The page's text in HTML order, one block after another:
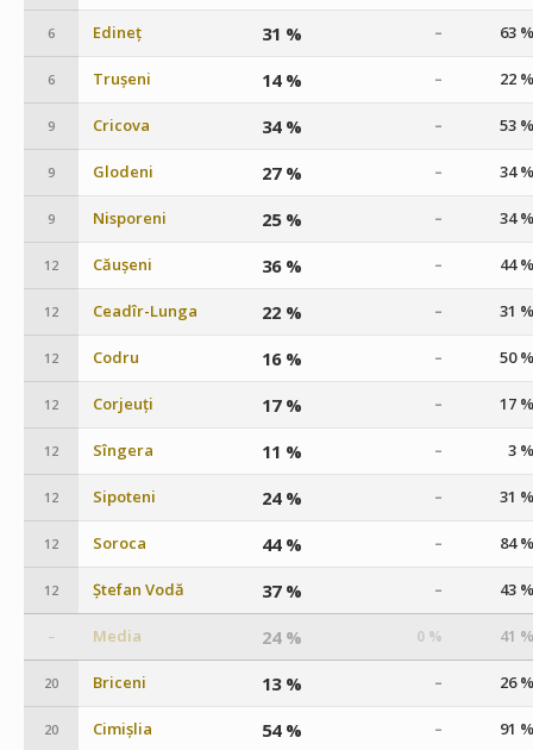
6 Edineț 31 % – 63 %
6 Trușeni 14 % – 22 %
9 Cricova 34 % – 53 %
9 Glodeni 27 % – 34 %
9 Nisporeni 25 % – 34 %
12 Căușeni 36 % – 44 %
12 Ceadîr-Lunga 22 % – 31 %
12 Codru 16 % – 50 %
12 Corjeuți 17 % – 17 %
12 Sîngera 11 % – 3 %
12 Sipoteni 24 % – 31 %
12 Soroca 44 % – 84 %
12 Ștefan Vodă 37 % – 43 %
– Media 24 % 0 % 41 %
20 Briceni 13 % – 26 %
20 Cimișlia 54 % – 91 %